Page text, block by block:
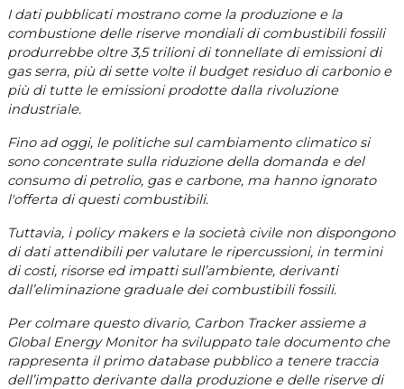
I dati pubblicati mostrano come la produzione e la
combustione delle riserve mondiali di combustibili fossili
produrrebbe oltre 3,5 trilioni di tonnellate di emissioni di
gas serra, più di sette volte il budget residuo di carbonio e
più di tutte le emissioni prodotte dalla rivoluzione
industriale.
Fino ad oggi, le politiche sul cambiamento climatico si
sono concentrate sulla riduzione della domanda e del
consumo di petrolio, gas e carbone, ma hanno ignorato
l'offerta di questi combustibili.
Tuttavia, i policy makers e la società civile non dispongono
di dati attendibili per valutare le ripercussioni, in termini
di costi, risorse ed impatti sull’ambiente, derivanti
dall’eliminazione graduale dei combustibili fossili.
Per colmare questo divario, Carbon Tracker assieme a
Global Energy Monitor ha sviluppato tale documento che
rappresenta il primo database pubblico a tenere traccia
dell’impatto derivante dalla produzione e delle riserve di